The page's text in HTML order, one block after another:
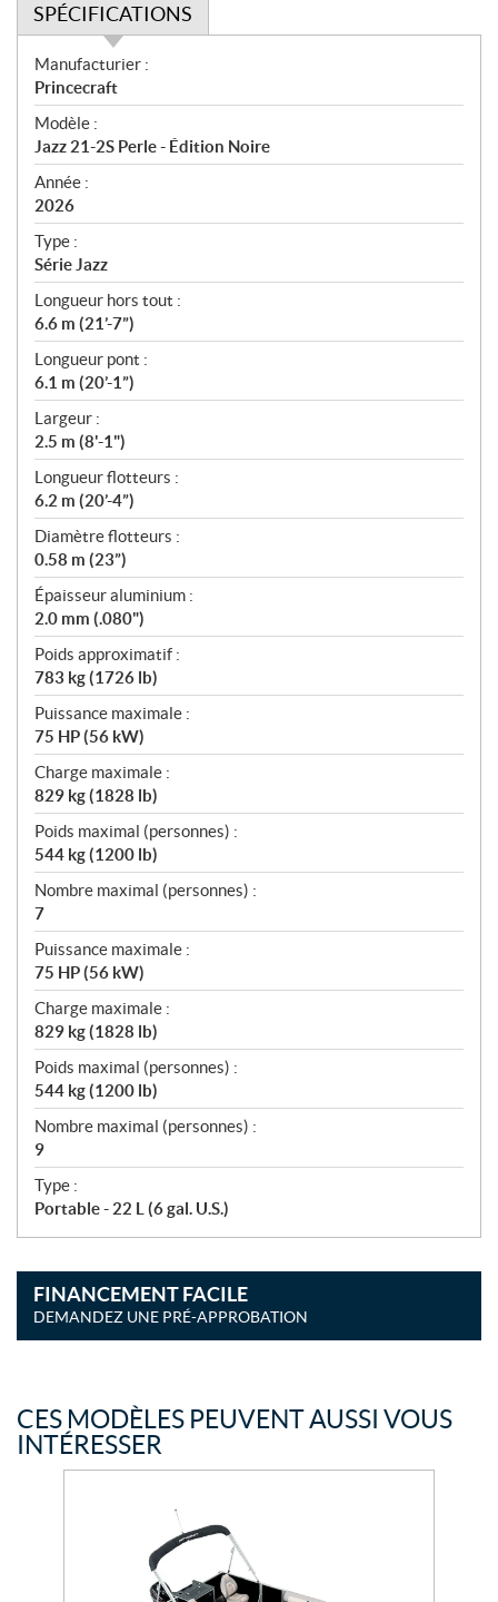
SPÉCIFICATIONS
S
p
é
c
i
f
i
c
a
t
i
o
n
s
Manufacturier :
Princecraft
Modèle :
Jazz 21-2S Perle - Édition Noire
Année :
2026
Type :
Série Jazz
Longueur hors tout :
6.6 m (21’-7”)
Longueur pont :
6.1 m (20’-1”)
Largeur :
2.5 m (8'-1")
Longueur flotteurs :
6.2 m (20’-4”)
Diamètre flotteurs :
0.58 m (23”)
Épaisseur aluminium :
2.0 mm (.080")
Poids approximatif :
783 kg (1726 lb)
Puissance maximale :
75 HP (56 kW)
Charge maximale :
829 kg (1828 lb)
Poids maximal (personnes) :
544 kg (1200 lb)
Nombre maximal (personnes) :
7
Puissance maximale :
75 HP (56 kW)
Charge maximale :
829 kg (1828 lb)
Poids maximal (personnes) :
544 kg (1200 lb)
Nombre maximal (personnes) :
9
Type :
Portable - 22 L (6 gal. U.S.)
FINANCEMENT FACILE
DEMANDEZ UNE PRÉ-APPROBATION
CES MODÈLES PEUVENT AUSSI VOUS
INTÉRESSER